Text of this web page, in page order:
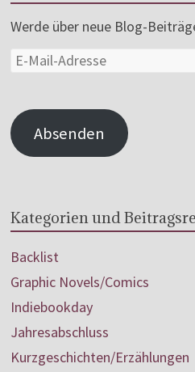
Werde über neue Blog-
Absenden
Kategorien und
Backlist
Graphic Novels/Comics
Indiebookday
Jahresabschluss
Kurzgeschichten/Erzählungen